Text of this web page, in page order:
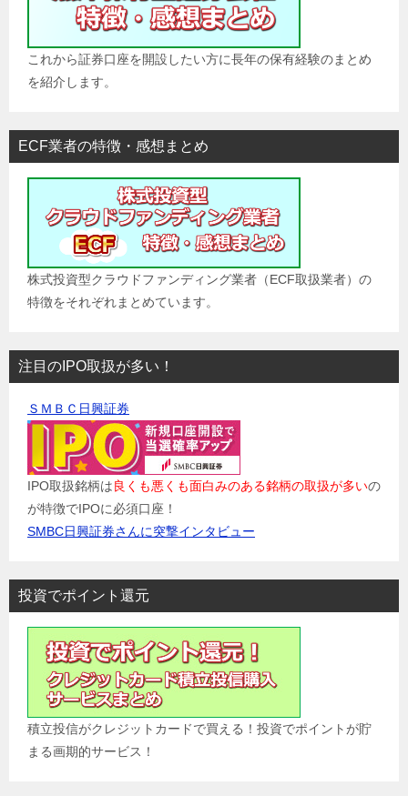
これから証券口座を開設したい方に長年の保有経験のまとめ
を紹介します。
ECF業者の特徴・感想まとめ
株式投資型クラウドファンディング業者（ECF取扱業者）の
特徴をそれぞれまとめています。
注目のIPO取扱が多い！
ＳＭＢＣ日興証券
IPO取扱銘柄は良くも悪くも面白みのある銘柄の取扱が多いの
が特徴でIPOに必須口座！
SMBC日興証券さんに突撃インタビュー
投資でポイント還元
積立投信がクレジットカードで買える！投資でポイントが貯
まる画期的サービス！